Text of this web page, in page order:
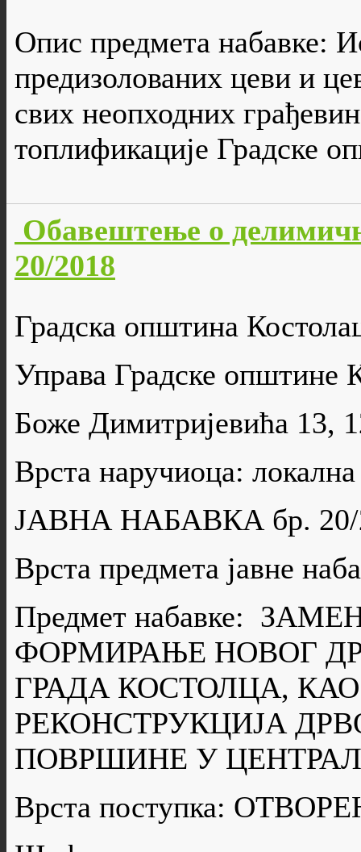
Опис предмета набавке:
предизолованих цеви и
свих неопходних
топлификације Градске
Обавештење о
20/2018
Градска општина
Управа Градске општине
Боже Димитријевића 13,
Врста наручиоца:
ЈАВНА НАБАВКА бр. 20/
Врста предмета јавне
Предмет набавке:
ФОРМИРАЊЕ НОВОГ
ГРАДА КОСТОЛЦА,
РЕКОНСТРУКЦИЈА
ПОВРШИНЕ У
Врста поступка: